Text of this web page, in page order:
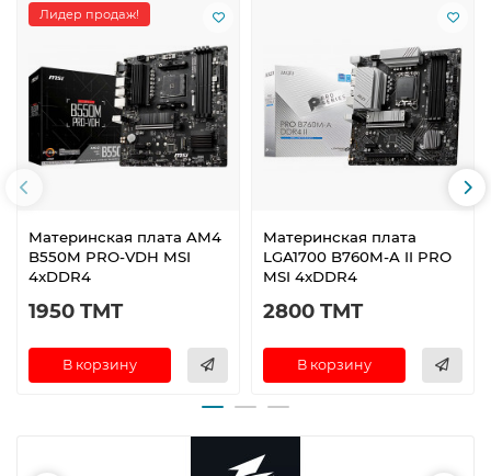
Лидер продаж!
Материнская плата AM4
B550M PRO-VDH MSI
4xDDR4
1950 TMT
В корзину
Материнская плата
LGA1700 B760M-A II PRO
MSI 4xDDR4
2800 TMT
В корзину